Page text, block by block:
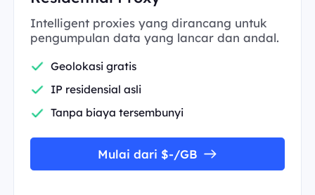
Intelligent proxies yang dirancang untuk
pengumpulan data yang lancar dan andal.
Geolokasi gratis
IP residensial asli
Tanpa biaya tersembunyi
Mulai dari $-/GB